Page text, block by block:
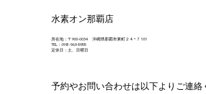
水素オン那覇店
所在地：〒900-0034 沖縄県那覇市東町２４−７ 101
TEL：098-963-5955
定休日：土、日曜日
予約やお問い合わせは以下よりご連絡